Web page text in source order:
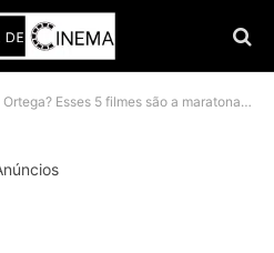
Esses 5 filmes são a maratona perfeita